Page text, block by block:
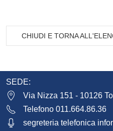
CHIUDI E TORNA
SEDE:
Via Nizza 151 - 10126
Telefono 011.664.86.36
segreteria telefonica